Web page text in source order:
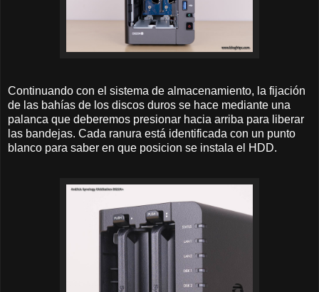
Continuando con el sistema de almacenamiento, la fijación
de las bahías de los discos duros se hace mediante una
palanca que deberemos presionar hacia arriba para liberar
las bandejas. Cada ranura está identificada con un punto
blanco para saber en que posicion se instala el HDD.